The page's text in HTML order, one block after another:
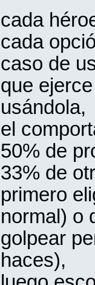
cada
cada
caso de
que
usándola,
el
50% de
33% de
primero
normal) o
golpear
haces),